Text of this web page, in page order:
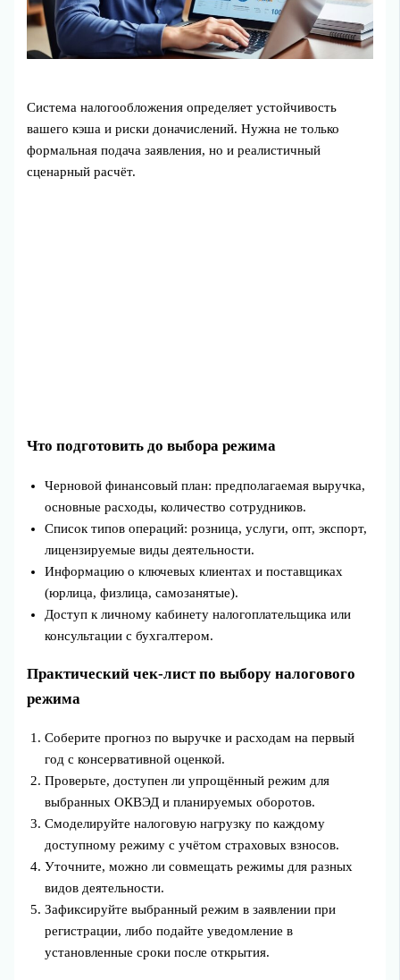
Система налогообложения определяет устойчивость
вашего кэша и риски доначислений. Нужна не только
формальная подача заявления, но и реалистичный
сценарный расчёт.
Что подготовить до выбора режима
Черновой финансовый план: предполагаемая выручка,
основные расходы, количество сотрудников.
Список типов операций: розница, услуги, опт, экспорт,
лицензируемые виды деятельности.
Информацию о ключевых клиентах и поставщиках
(юрлица, физлица, самозанятые).
Доступ к личному кабинету налогоплательщика или
консультации с бухгалтером.
Практический чек-лист по выбору налогового
режима
Соберите прогноз по выручке и расходам на первый
год с консервативной оценкой.
Проверьте, доступен ли упрощённый режим для
выбранных ОКВЭД и планируемых оборотов.
Смоделируйте налоговую нагрузку по каждому
доступному режиму с учётом страховых взносов.
Уточните, можно ли совмещать режимы для разных
видов деятельности.
Зафиксируйте выбранный режим в заявлении при
регистрации, либо подайте уведомление в
установленные сроки после открытия.